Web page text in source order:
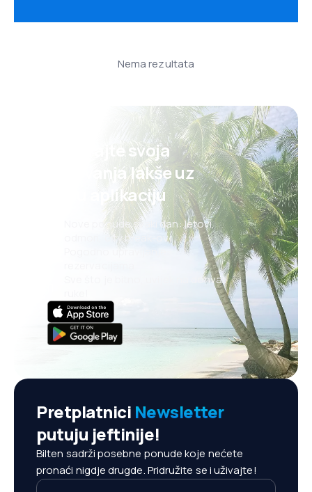
Nema rezultata
Planirajte svoja
putovanja lakše uz
našu aplikaciju
Nove ponude svaki dan: letovi,
odmori, city break-ovi
Sve što je bitno, uvijek na dohvat
Pretplatnici Newsletter
putuju jeftinije!
Bilten sadrži posebne ponude koje nećete
pronaći nigdje drugde. Pridružite se i uživajte!
Vaš e-mail